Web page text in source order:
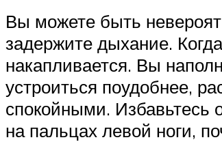
Вы можете быть
задержите дыхание.
накапливается. Вы
устроиться поудобнее,
спокойными. Избавьтесь
на пальцах левой ноги,